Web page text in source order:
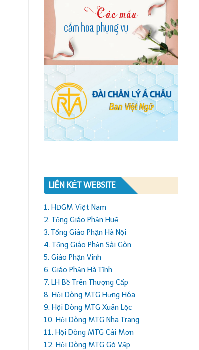
LIÊN KẾT WEBSITE
1. HĐGM Việt Nam
2. Tổng Giáo Phận Huế
3. Tổng Giáo Phận Hà Nội
4. Tổng Giáo Phận Sài Gòn
5. Giáo Phận Vinh
6. Giáo Phận Hà Tĩnh
7. LH Bề Trên Thượng Cấp
8. Hội Dòng MTG Hưng Hóa
9. Hội Dòng MTG Xuân Lộc
10. Hội Dòng MTG Nha Trang
11. Hội Dòng MTG Cái Mơn
12. Hội Dòng MTG Gò Vấp